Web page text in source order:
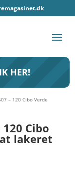
HER!
– 120 Cibo Verde
Cibo
lakeret